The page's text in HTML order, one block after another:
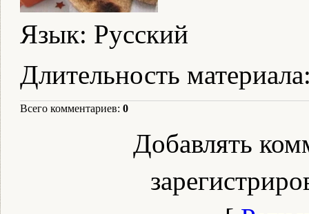
Язык: Русский
Длительность материала
Всего комментариев: 0
Добавлять